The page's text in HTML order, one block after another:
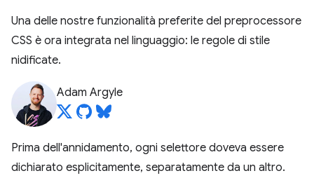
Una delle nostre funzionalità preferite del preprocessore
CSS è ora integrata nel linguaggio: le regole di stile
nidificate.
Adam Argyle
Prima dell'annidamento, ogni selettore doveva essere
dichiarato esplicitamente, separatamente da un altro.